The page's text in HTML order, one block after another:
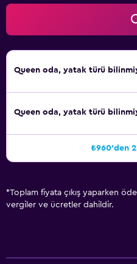
Queen oda, yatak türü
Queen oda, yatak türü
₺960'den 2
*Toplam fiyata çıkış yaparken
vergiler ve ücretler dahildir.